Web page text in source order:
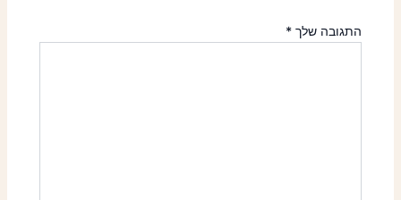
התגובה שלך*